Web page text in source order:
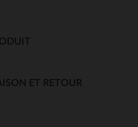
ET RETOUR